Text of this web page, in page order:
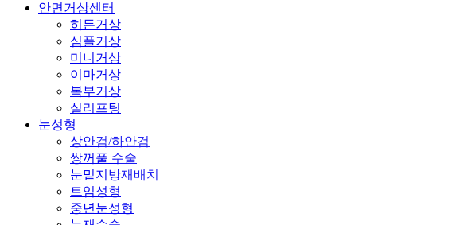
안면거상센터
히든거상
심플거상
미니거상
이마거상
복부거상
실리프팅
눈성형
상안검/하안검
쌍꺼풀 수술
눈밑지방재배치
트임성형
중년눈성형